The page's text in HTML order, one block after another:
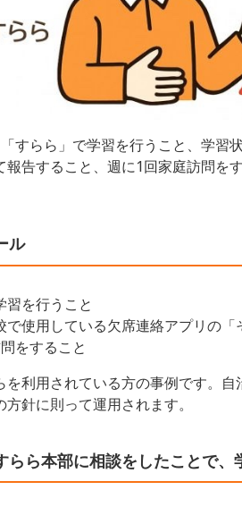
すらら」で学習を行うこと、学習
報告すること、週に1回家庭訪問を
ル
習を行うこと
で使用している欠席連絡アプリの
をすること
利用されている方の事例です。
針に則って運用されます。
らら本部に相談をしたことで